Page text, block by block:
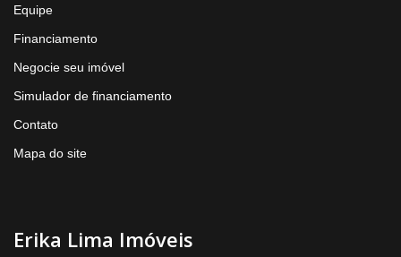
Equipe
Financiamento
Negocie seu imóvel
Simulador de financiamento
Contato
Mapa do site
Erika Lima Imóveis